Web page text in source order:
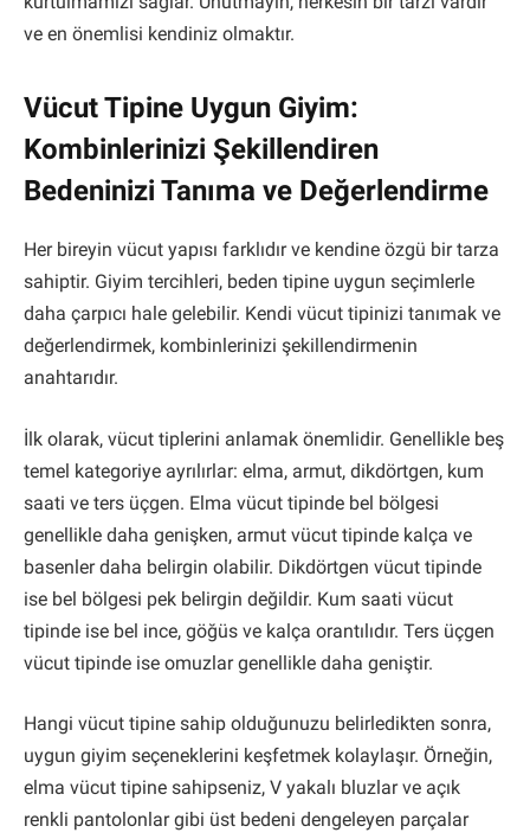
ve en önemlisi kendiniz olmaktır.
Vücut Tipine Uygun Giyim:
Kombinlerinizi Şekillendiren
Bedeninizi Tanıma ve Değerlendirme
Her bireyin vücut yapısı farklıdır ve kendine özgü bir tarza
sahiptir. Giyim tercihleri, beden tipine uygun seçimlerle
daha çarpıcı hale gelebilir. Kendi vücut tipinizi tanımak ve
değerlendirmek, kombinlerinizi şekillendirmenin
anahtarıdır.
İlk olarak, vücut tiplerini anlamak önemlidir. Genellikle beş
temel kategoriye ayrılırlar: elma, armut, dikdörtgen, kum
saati ve ters üçgen. Elma vücut tipinde bel bölgesi
genellikle daha genişken, armut vücut tipinde kalça ve
basenler daha belirgin olabilir. Dikdörtgen vücut tipinde
ise bel bölgesi pek belirgin değildir. Kum saati vücut
tipinde ise bel ince, göğüs ve kalça orantılıdır. Ters üçgen
vücut tipinde ise omuzlar genellikle daha geniştir.
Hangi vücut tipine sahip olduğunuzu belirledikten sonra,
uygun giyim seçeneklerini keşfetmek kolaylaşır. Örneğin,
elma vücut tipine sahipseniz, V yakalı bluzlar ve açık
renkli pantolonlar gibi üst bedeni dengeleyen parçalar